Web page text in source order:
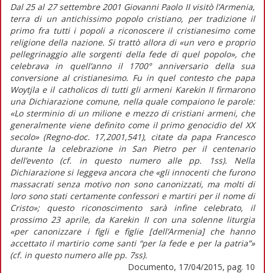
Dal 25 al 27 settembre 2001 Giovanni Paolo II visitò l’Armenia,
terra di un antichissimo popolo cristiano, per tradizione il
primo fra tutti i popoli a riconoscere il cristianesimo come
religione della nazione. Si trattò allora di «un vero e proprio
pellegrinaggio alle sorgenti della fede di quel popolo», che
celebrava in quell’anno il 1700° anniversario della sua
conversione al cristianesimo. Fu in quel contesto che papa
Woytjla e il catholicos di tutti gli armeni Karekin II firmarono
una Dichiarazione comune, nella quale compaiono le parole:
«Lo sterminio di un milione e mezzo di cristiani armeni, che
generalmente viene definito come il primo genocidio del XX
secolo» (Regno-doc. 17,2001,541), citate da papa Francesco
durante la celebrazione in San Pietro per il centenario
dell’evento (cf. in questo numero alle pp. 1ss). Nella
Dichiarazione si leggeva ancora che «gli innocenti che furono
massacrati senza motivo non sono canonizzati, ma molti di
loro sono stati certamente confessori e martiri per il nome di
Cristo»; questo riconoscimento sarà infine celebrato, il
prossimo 23 aprile, da Karekin II con una solenne liturgia
«per canonizzare i figli e figlie [dell’Armenia] che hanno
accettato il martirio come santi “per la fede e per la patria”»
(cf. in questo numero alle pp. 7ss).
Documento, 17/04/2015, pag. 10